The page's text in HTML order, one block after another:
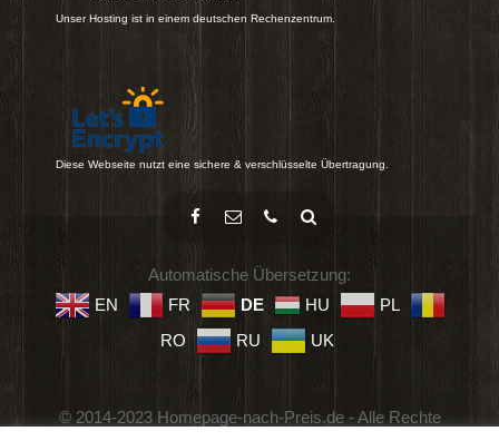
Unser Hosting ist in einem deutschen Rechenzentrum.
Diese Webseite nutzt eine sichere & verschlüsselte Übertragung.
Automatische Übersetzung:
EN
FR DE HU
PL
RO
RU UK
© 2014-2023 Homepage-nach-Preis.de - Alle Rechte